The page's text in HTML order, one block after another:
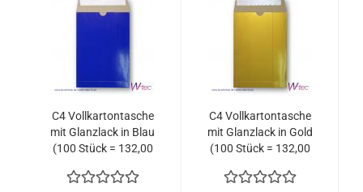
C4 Vollkartontasche
mit Glanzlack in Blau
(100 Stück = 132,00
C4 Vollkartontasche
mit Glanzlack in Gold
(100 Stück = 132,00